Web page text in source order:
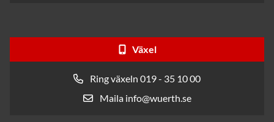
Växel
Ring växeln 019 - 35 10 00
Maila info@wuerth.se